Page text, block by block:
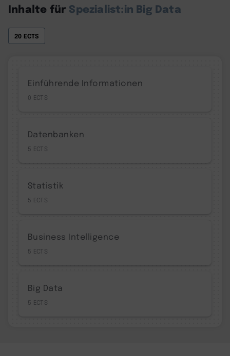
Inhalte für Spezialist:in Big Data
20 ECTS
Einführende Informationen
0
Datenbanken
5
Statistik
5
Business Intelligence
5
Big Data
5